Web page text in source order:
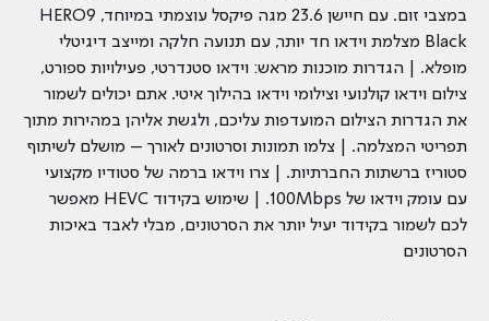
במצבי זום. עם חיישן 23.6 מגה פיקסל עוצמתי במיוחד, HERO9
Black מצלמת וידאו חד יותר, עם תנועה חלקה ומייצב דיגיטלי
מופלא. | הגדרות מוכנות מראש: וידאו סטנדרטי, פעילויות ספורט,
צילום וידאו קולנועי וצילומי וידאו בהילוך איטי. אתם יכולים לשמור
את הגדרות הצילום המועדפות עליכם, ולגשת אליהן במהירות מתוך
תפריטי המצלמה. | צלמו תמונות וסרטונים לאורך – מושלם לשיתוף
סטוריז ברשתות החברתיות. | צרו וידאו ברמה של סטודיו מקצועי
עם עומק וידאו של 100Mbps. | שימוש בקידוד HEVC מאפשר
לכם לשמור בקידוד יעיל יותר את הסרטונים, מבלי לאבד באיכות
הסרטונים